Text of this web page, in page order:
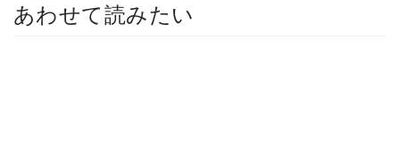
あわせて読みたい